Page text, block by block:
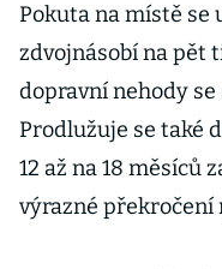
Pokuta na místě se
zdvojnásobí na pět
dopravní nehody se
Prodlužuje se také
12 až na 18 měsíců
výrazné překročení